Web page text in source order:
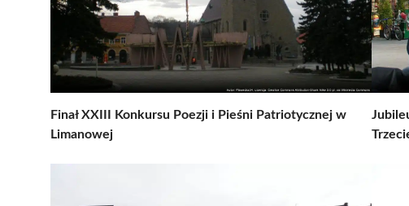
Finał XXIII Konkursu Poezji i Pieśni Patriotycznej w
Limanowej